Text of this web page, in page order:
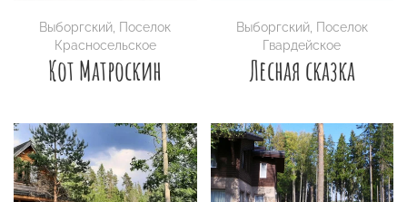
Выборгский Поселок
Красносельское
Кот Матроскин
Выборгский, Поселок
Гвардейское
Лесная сказка